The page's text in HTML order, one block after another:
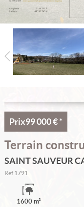
Accueil
Nos offres
Alerte email
Notre agence
Prix99 000 €*
Terrain
SAINT SAUVEUR
Ref 1791
1600 m²